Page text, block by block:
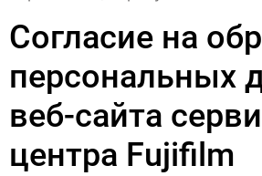
Согласие на
персональных
веб-сайта
центра Fujifilm